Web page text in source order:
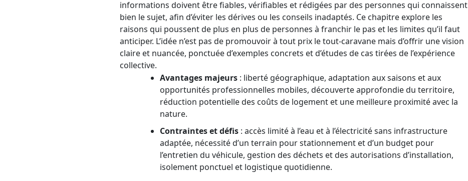
informations doivent être fiables, vérifiables et rédigées par des personnes qui connaissent
bien le sujet, afin d’éviter les dérives ou les conseils inadaptés. Ce chapitre explore les
raisons qui poussent de plus en plus de personnes à franchir le pas et les limites qu’il faut
anticiper. L’idée n’est pas de promouvoir à tout prix le tout-caravane mais d’offrir une vision
claire et nuancée, ponctuée d’exemples concrets et d’études de cas tirées de l’expérience
collective.
Avantages majeurs : liberté géographique, adaptation aux saisons et aux
opportunités professionnelles mobiles, découverte approfondie du territoire,
réduction potentielle des coûts de logement et une meilleure proximité avec la
nature.
Contraintes et défis : accès limité à l’eau et à l’électricité sans infrastructure
adaptée, nécessité d’un terrain pour stationnement et d’un budget pour
l’entretien du véhicule, gestion des déchets et des autorisations d’installation,
isolement ponctuel et logistique quotidienne.